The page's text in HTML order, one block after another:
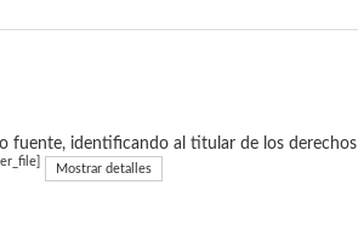
fuente, identificando al titular de los derechos
Mostrar detalles